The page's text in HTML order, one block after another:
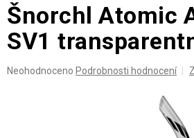
Šnorchl Atomic
SV1
Průměrné
Neohodnoceno Podrobnosti hodnocení